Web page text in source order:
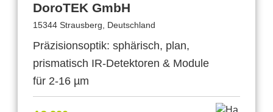
DoroTEK GmbH
15344 Strausberg, Deutschland
Präzisionsoptik: sphärisch, plan,
prismatisch IR-Detektoren & Module
für 2-16 µm